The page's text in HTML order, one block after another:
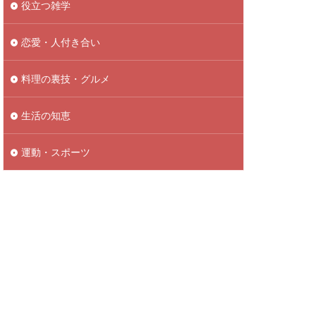
役立つ雑学
恋愛・人付き合い
料理の裏技・グルメ
生活の知恵
運動・スポーツ